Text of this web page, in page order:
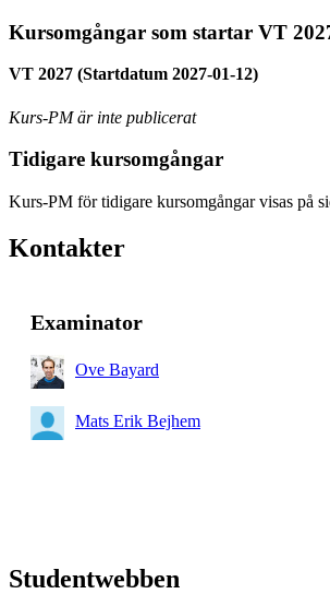
Kursomgångar som startar VT
VT 2027 (Startdatum 2027-01-12)
Kurs-PM är inte publicerat
Tidigare kursomgångar
Kurs-PM för tidigare kursomgångar visas på
Kontakter
Examinator
Ove Bayard
Mats Erik Bejhem
Studentwebben